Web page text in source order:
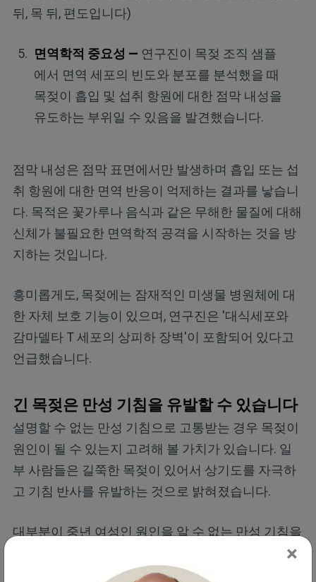
뒤, 목 뒤, 편도입니다)
면역학적 중요성 — 연구진이 목젖 조직 샘플
에서 면역 세포의 빈도와 분포를 분석했을 때
목젖이 흡입 및 섭취 항원에 대한 점막 내성을
유도하는 부위일 수 있음을 발견했습니다.
점막 내성은 점막 표면에서만 발생하며 흡입 또는 섭
취 항원에 대한 면역 반응이 억제하는 결과를 낳습니
다. 목적은 꽃가루나 음식과 같은 무해한 물질에 대해
신체가 불필요한 면역학적 공격을 시작하는 것을 방
지하는 것입니다.
흥미롭게도, 목젖에는 잠재적인 미생물 병원체에 대
한 자체 보호 기능이 있으며, 연구진은 '대식세포와
감마델타 T 세포의 상피하 장벽'이 포함되어 있다고
언급했습니다.
긴 목젖은 만성 기침을 유발할 수 있습니다
설명할 수 없는 만성 기침으로 고통받는 경우 목젖이
원인이 될 수 있는지 고려해 볼 가치가 있습니다. 일
부 사람들은 길쭉한 목젖이 있어서 상기도를 자극하
고 기침 반사를 유발하는 것으로 밝혀졌습니다.
대부분이 중년 여성인 원인을 알 수 없는 만성 기침을
하는 30명에 대한 한 분석에서 덩어리진 느낌(또는
목에 덩어리가 있는 느낌)과 누웠을 때의 구역질 반사
×